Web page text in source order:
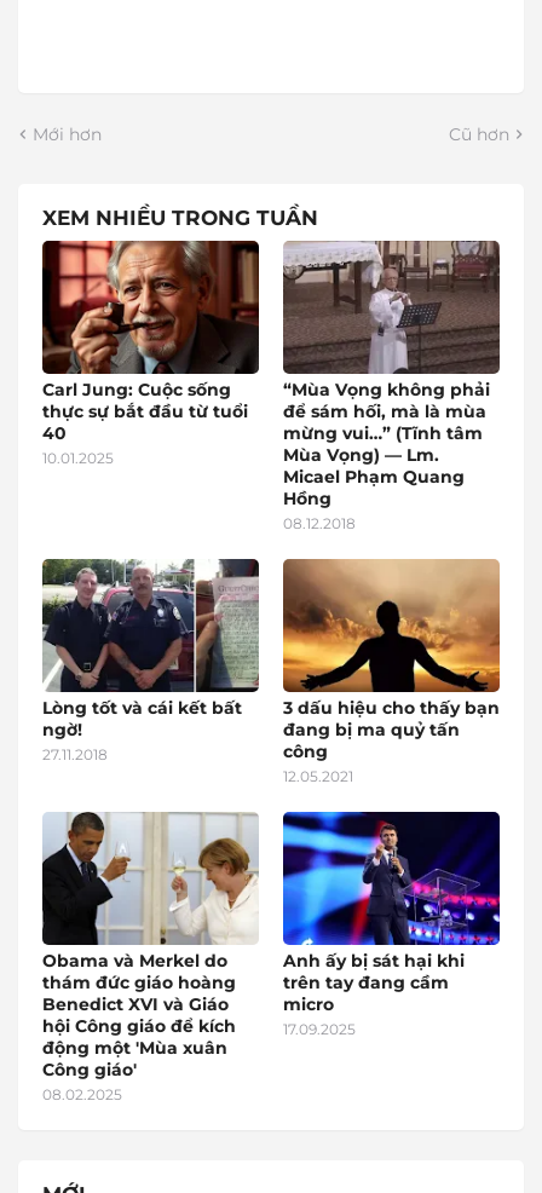
Mới hơn Cũ hơn
XEM NHIỀU TRONG TUẦN
Carl Jung: Cuộc sống
thực sự bắt đầu từ tuổi
40
10.01.2025
“Mùa Vọng không phải
để sám hối, mà là mùa
mừng vui…” (Tĩnh tâm
Mùa Vọng) — Lm.
Micael Phạm Quang
Hồng
08.12.2018
Lòng tốt và cái kết bất
ngờ!
27.11.2018
3 dấu hiệu cho thấy bạn
đang bị ma quỷ tấn
công
12.05.2021
Obama và Merkel do
thám đức giáo hoàng
Benedict XVI và Giáo
hội Công giáo để kích
động một 'Mùa xuân
Công giáo'
08.02.2025
Anh ấy bị sát hại khi
trên tay đang cầm
micro
17.09.2025